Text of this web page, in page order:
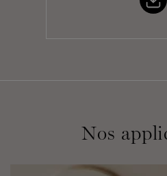
Nos